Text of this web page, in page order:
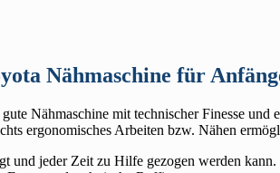
Nähmaschine für
Nähmaschine mit technischer Finesse und
ergonomisches Arbeiten bzw. Nähen
jeder Zeit zu Hilfe gezogen werden